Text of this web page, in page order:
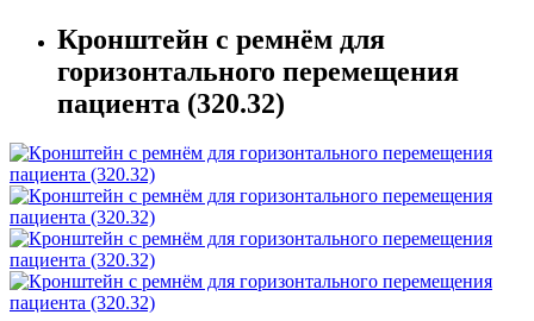
Кронштейн с ремнём для
горизонтального перемещения
пациента (320.32)